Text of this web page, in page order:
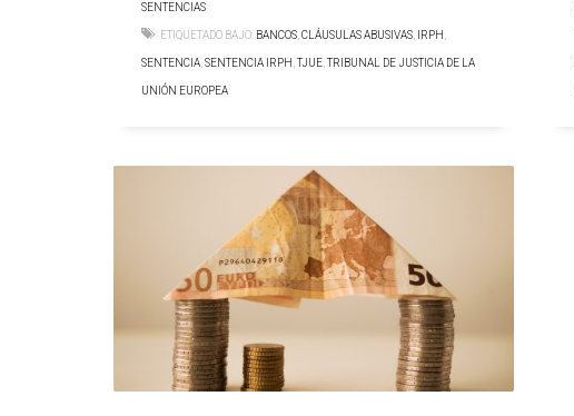
SENTENCIAS
ETIQUETADO BAJO: BANCOS,CLÁUSULAS ABUSIVAS, IRPH,
SENTENCIA,SENTENCIA IRPH, TJUE, TRIBUNAL DE JUSTICIA DE LA
UNIÓN EUROPEA